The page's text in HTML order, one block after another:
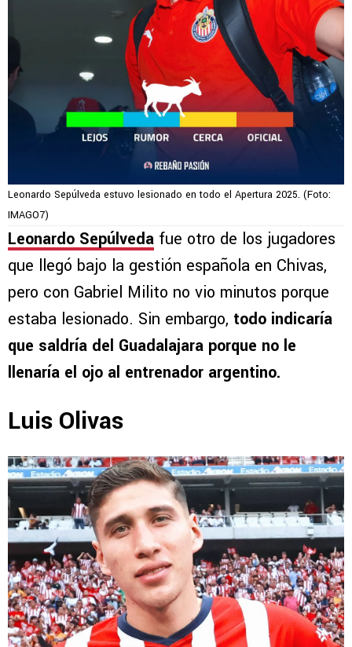
Leonardo Sepúlveda estuvo lesionado en todo el Apertura 2025. (Foto:
IMAGO7)
Leonardo Sepúlveda fue otro de los jugadores
que llegó bajo la gestión española en Chivas,
pero con Gabriel Milito no vio minutos porque
estaba lesionado. Sin embargo, todo indicaría
que saldría del Guadalajara porque no le
llenaría el ojo al entrenador argentino.
Luis Olivas